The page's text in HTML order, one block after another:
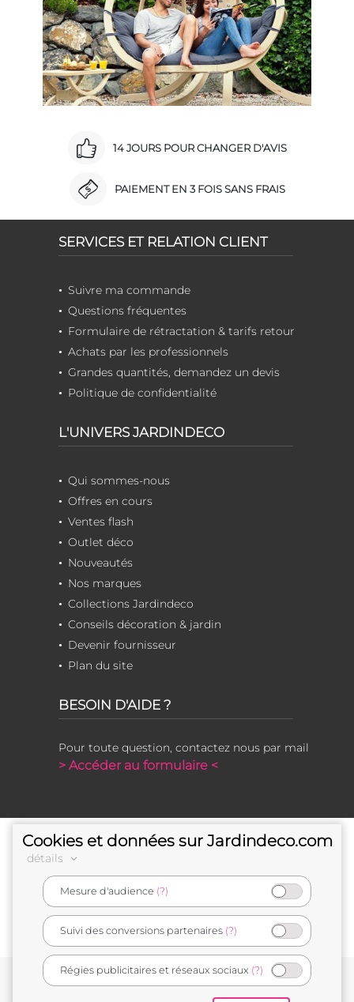
14 JOURS POUR CHANGER D'AVIS
PAIEMENT EN 3 FOIS SANS FRAIS
SERVICES ET RELATION CLIENT
Suivre ma commande
Questions fréquentes
Formulaire de rétractation & tarifs retour
Achats par les professionnels
Grandes quantités, demandez un devis
Politique de confidentialité
L'UNIVERS JARDINDECO
Qui sommes-nous
Offres en cours
Ventes flash
Outlet déco
Nouveautés
Nos marques
Collections Jardindeco
Conseils décoration & jardin
Devenir fournisseur
Plan du site
BESOIN D'AIDE ?
Pour toute question, contactez nous par mail
> Accéder au formulaire <
e-commerçant français
Cookies et données sur Jardindeco.com
détails
Mesure d'audience (?)
Suivi des conversions partenaires (?)
Régies publicitaires et réseaux sociaux (?)